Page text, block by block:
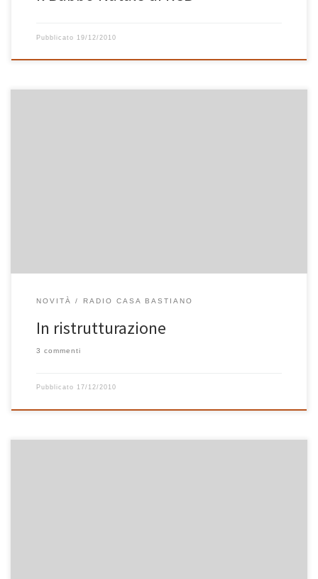
Pubblicato 19/12/2010
NOVITÀ RADIO CASA BASTIANO
In ristrutturazione
3 commenti
Pubblicato 17/12/2010